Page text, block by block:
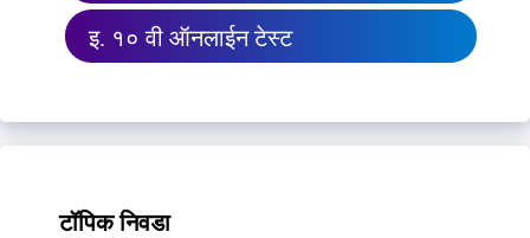
इ. १० वी ऑनलाईन टेस्ट
टॉपिक निवडा